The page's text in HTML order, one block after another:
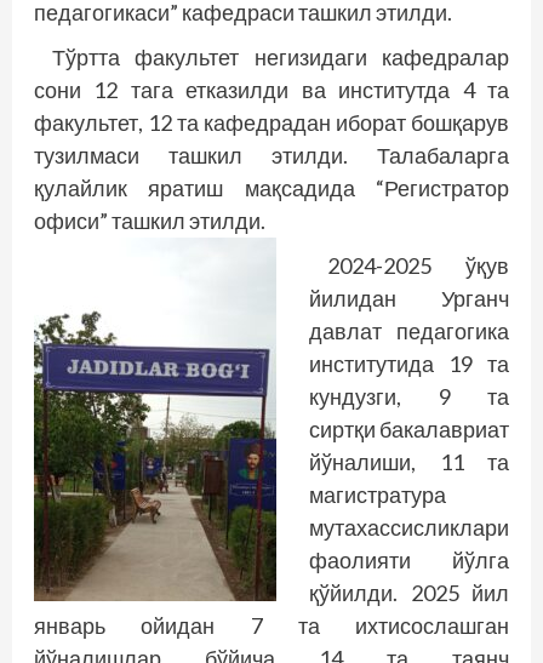
педагогикаси” кафедраси ташкил этилди.
Тўртта факультет негизидаги кафедралар
сони 12 тага етказилди ва институтда 4 та
факультет, 12 та кафедрадан иборат бошқарув
тузилмаси ташкил этилди. Талабаларга
қулайлик яратиш мақсадида “Регистратор
офиси” ташкил этилди.
2024-2025 ўқув
йилидан Урганч
давлат педагогика
институтида 19 та
кундузги, 9 та
сиртқи бакалавриат
йўналиши, 11 та
магистратура
мутахассисликлари
фаолияти йўлга
қўйилди. 2025 йил
январь ойидан 7 та ихтисослашган